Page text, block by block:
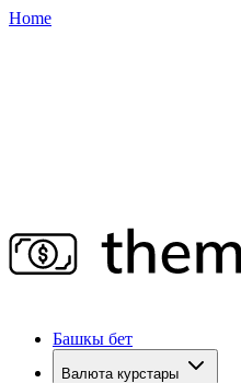
Home
Башкы бет
Валюта курстары